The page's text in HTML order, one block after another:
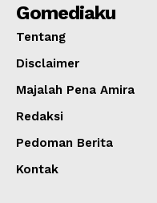
Gomediaku
Tentang
Disclaimer
Majalah Pena Amira
Redaksi
Pedoman Berita
Kontak